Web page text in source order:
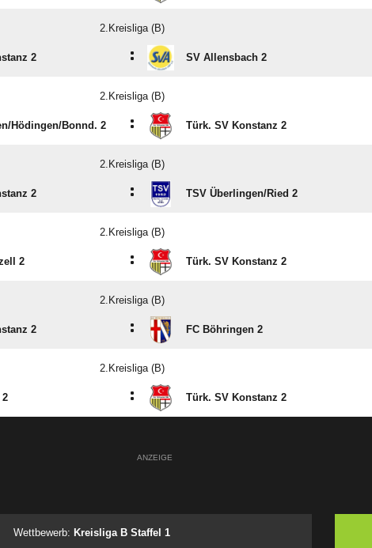
2.Kreisliga (B)
2 : SV Allensbach 2
2.Kreisliga (B)
​Hödingen/​Bonnd. 2 : Türk. SV Konstanz 2
2.Kreisliga (B)
2 : TSV Überlingen/​Ried 2
2.Kreisliga (B)
2 : Türk. SV Konstanz 2
2.Kreisliga (B)
2 : FC Böhringen 2
2.Kreisliga (B)
2 : Türk. SV Konstanz 2
ANZEIGE
Wettbewerb: Kreisliga B Staffel 1